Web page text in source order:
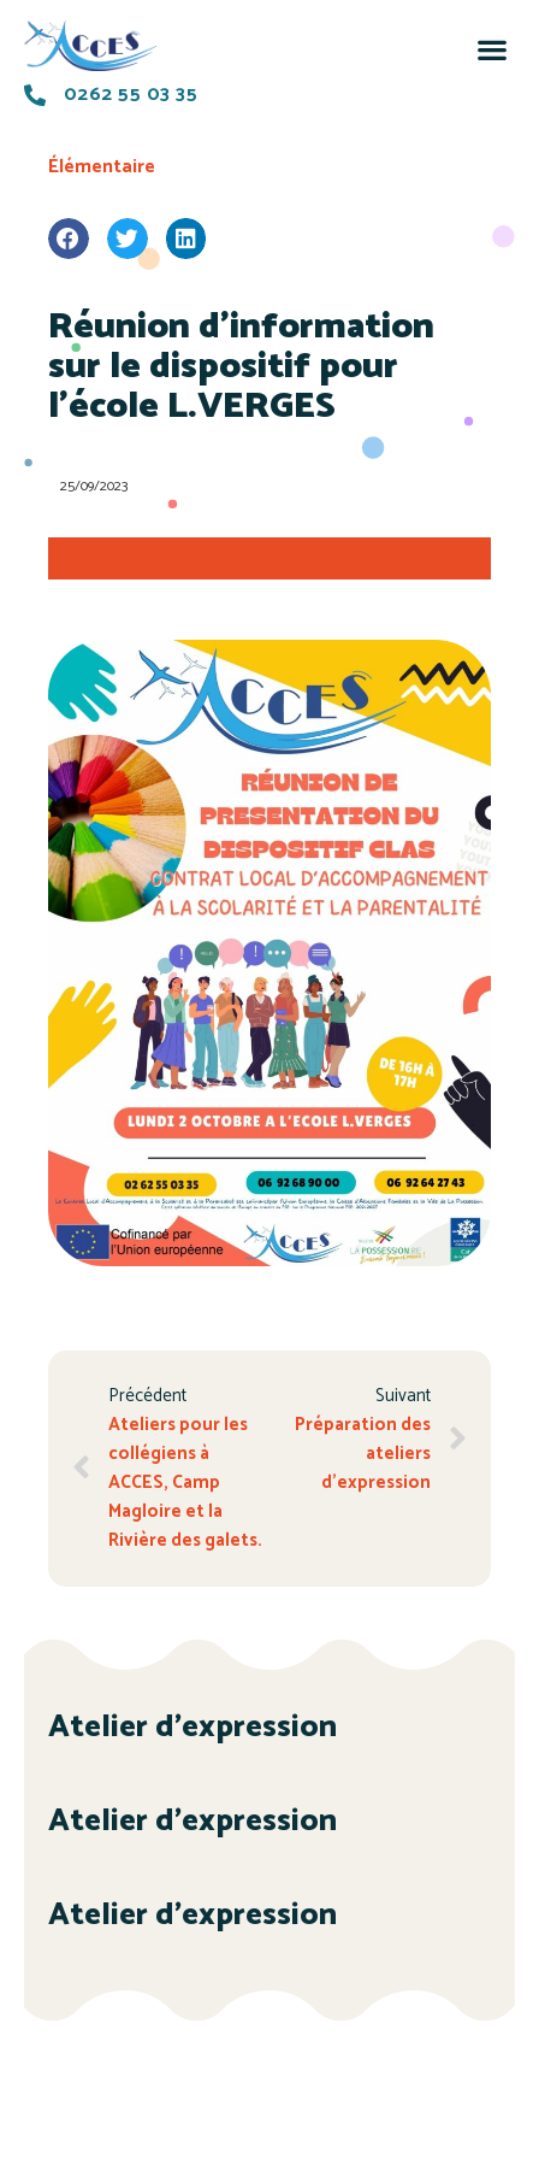
0262 55 03 35
Élémentaire
Réunion d’information
sur le dispositif pour
l’école L.VERGES
25/09/2023
Précédent
Ateliers pour les
collégiens à
ACCES, Camp
Magloire et la
Rivière des galets.
Suivant
Préparation des
ateliers
d’expression
Atelier d’expression
Atelier d’expression
Atelier d’expression